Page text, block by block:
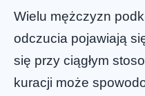
Wielu mężczyzn
odczucia pojawiają
się przy ciągłym
kuracji może